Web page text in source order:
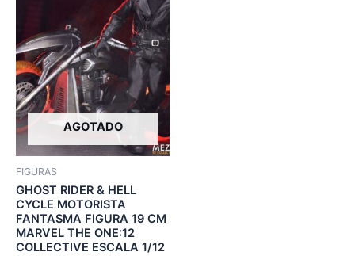
AGOTADO
FIGURAS
GHOST RIDER & HELL
CYCLE MOTORISTA
FANTASMA FIGURA 19 CM
MARVEL THE ONE:12
COLLECTIVE ESCALA 1/12